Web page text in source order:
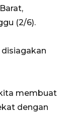
(2/6).
membuat
dengan